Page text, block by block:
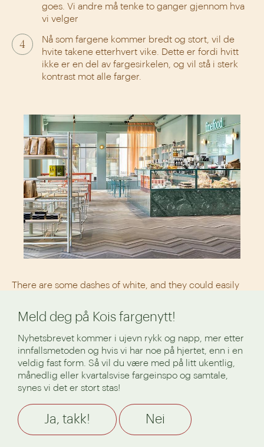
goes. Vi andre må tenke to ganger gjennom hva
vi velger
4
Nå som fargene kommer bredt og stort, vil de
hvite takene etterhvert vike. Dette er fordi hvitt
ikke er en del av fargesirkelen, og vil stå i sterk
kontrast mot alle farger.
There are some dashes of white, and they could easily
loud in any way. Actually, I think they should have been ;)
The green Guatemale marble counter is absolutely
beautiful, and it’s nice to see something different than
the white Carrarra that’s been hanging around forever
(it’s practically a classic by now). Green on the other
hand, is more bold and rebellious. I love it!! (oh, and look
at the ceiling! Same color as the walls!! #emergingtrend)
Again, playing with nuances of the same color. Such an
easy trick create depth and interest to a room. A feeling
Meld deg på Kois fargenytt!
Nyhetsbrevet kommer i ujevn rykk og napp, mer etter
innfallsmetoden og hvis vi har noe på hjertet, enn i en
veldig fast form. Så vil du være med på litt ukentlig,
månedlig eller kvartalsvise fargeinspo og samtale,
synes vi det er stort stas!
Ja, takk! Nei